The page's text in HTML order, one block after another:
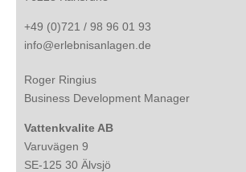
+49 (0)721 / 98 96 01 93
info@erlebnisanlagen.de
Roger Ringius
Business Development Manager
Vattenkvalite AB
Varuvägen 9
SE-125 30 Älvsjö